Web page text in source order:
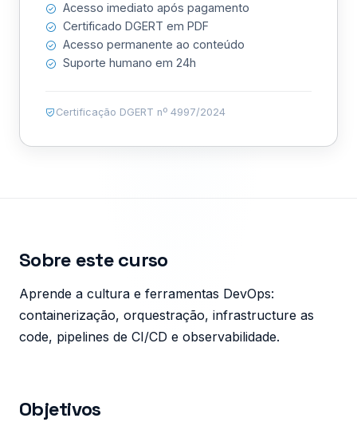
Acesso imediato após pagamento
Certificado DGERT em PDF
Acesso permanente ao conteúdo
Suporte humano em 24h
Certificação DGERT nº 4997/2024
Sobre este curso
Aprende a cultura e ferramentas DevOps:
containerização, orquestração, infrastructure as
code, pipelines de CI/CD e observabilidade.
Objetivos